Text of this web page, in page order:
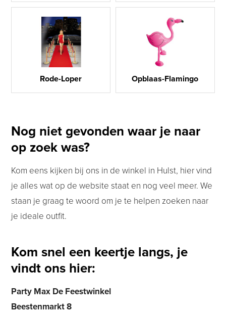
Rode-Loper Opblaas-Flamingo
Nog niet gevonden waar je naar
op zoek was?
Kom eens kijken bij ons in de winkel in Hulst, hier vind
je alles wat op de website staat en nog veel meer. We
staan je graag te woord om je te helpen zoeken naar
je ideale outfit.
Kom snel een keertje langs, je
vindt ons hier:
Party Max De Feestwinkel
Beestenmarkt 8